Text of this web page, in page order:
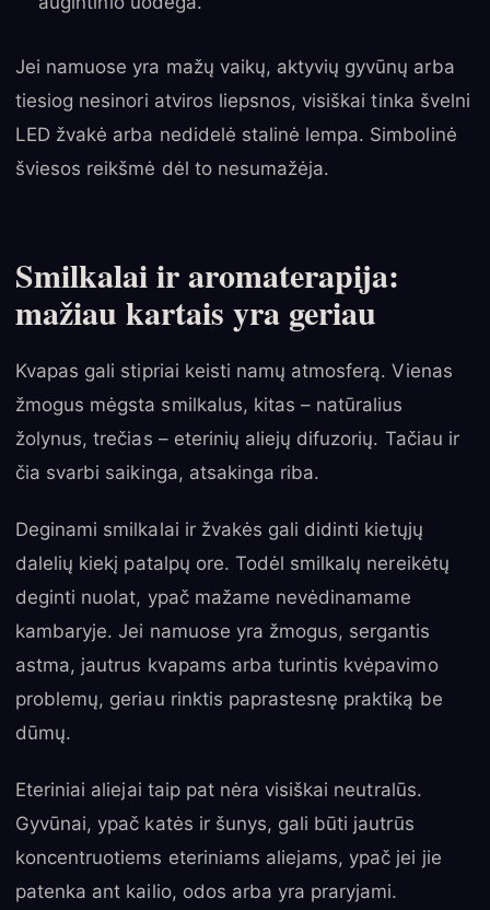
Jei namuose yra mažų vaikų, aktyvių gyvūnų arba
tiesiog nesinori atviros liepsnos, visiškai tinka švelni
LED žvakė arba nedidelė stalinė lempa. Simbolinė
šviesos reikšmė dėl to nesumažėja.
Smilkalai ir aromaterapija:
mažiau kartais yra geriau
Kvapas gali stipriai keisti namų atmosferą. Vienas
žmogus mėgsta smilkalus, kitas – natūralius
žolynus, trečias – eterinių aliejų difuzorių. Tačiau ir
čia svarbi saikinga, atsakinga riba.
Deginami smilkalai ir žvakės gali didinti kietųjų
dalelių kiekį patalpų ore. Todėl smilkalų nereikėtų
deginti nuolat, ypač mažame nevėdinamame
kambaryje. Jei namuose yra žmogus, sergantis
astma, jautrus kvapams arba turintis kvėpavimo
problemų, geriau rinktis paprastesnę praktiką be
dūmų.
Eteriniai aliejai taip pat nėra visiškai neutralūs.
Gyvūnai, ypač katės ir šunys, gali būti jautrūs
koncentruotiems eteriniams aliejams, ypač jei jie
patenka ant kailio, odos arba yra praryjami.